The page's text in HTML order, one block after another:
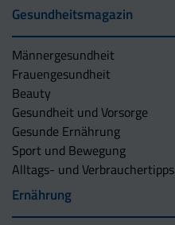
Gesundheitsmagazin
Männergesundheit
Frauengesundheit
Beauty
Gesundheit und Vorsorge
Gesunde Ernährung
Sport und Bewegung
Alltags- und Verbrauchertipps
Ernährung